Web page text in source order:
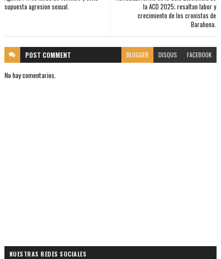
la ACD 2025; resaltan labor y
crecimiento de los cronistas de
Barahona.
supuesta agresion sexual.
POST COMMENT BLOGGER DISQUS FACEBOOK
No hay comentarios.
NUESTRAS REDES SOCIALES